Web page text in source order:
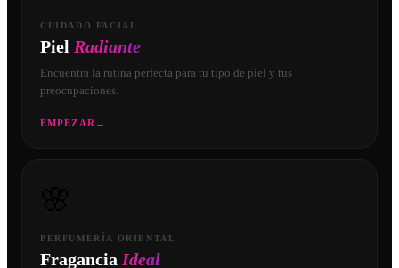
CUIDADO FACIAL
Piel Radiante
Encuentra la rutina perfecta para tu tipo de piel y tus
preocupaciones.
EMPEZAR →
PERFUMERÍA ORIENTAL
Fragancia Ideal